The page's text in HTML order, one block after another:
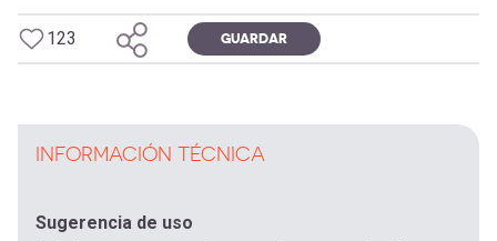
123 GUARDAR
INFORMACIÓN TÉCNICA
Sugerencia de uso